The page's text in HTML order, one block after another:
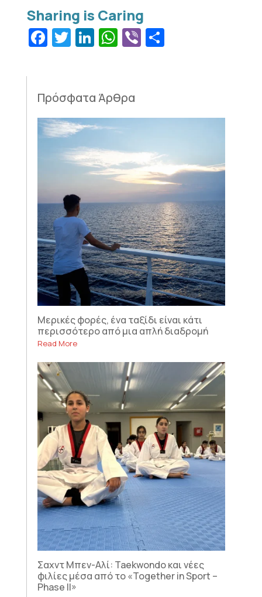
Facebook
Twitter
LinkedIn
WhatsApp
Viber
Πρόσφατα Άρθρα
Μερικές φορές, ένα ταξίδι είναι κάτι
περισσότερο από μια απλή διαδρομή
Read More
Σαχντ Μπεν-Αλί: Taekwondo και νέες
φιλίες μέσα από το «Together in Sport –
Phase II»